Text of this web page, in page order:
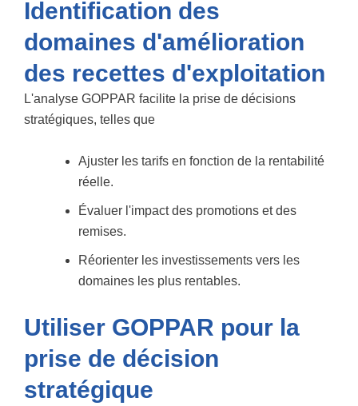
Identification des
domaines d'amélioration
des recettes d'exploitation
L'analyse GOPPAR facilite la prise de décisions
stratégiques, telles que
Ajuster les tarifs en fonction de la rentabilité
réelle.
Évaluer l'impact des promotions et des
remises.
Réorienter les investissements vers les
domaines les plus rentables.
Utiliser GOPPAR pour la
prise de décision
stratégique